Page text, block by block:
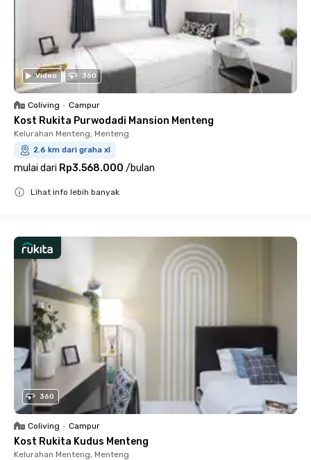
Video 360
Coliving • Campur
Kost Rukita Purwodadi Mansion Menteng
Kelurahan Menteng, Menteng
2.6 km dari graha xl
mulai dari Rp3.568.000 /bulan
Lihat info lebih banyak
360
Coliving • Campur
Kost Rukita Kudus Menteng
Kelurahan Menteng, Menteng